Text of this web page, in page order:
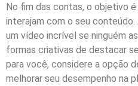
No fim das contas, o objetivo
interajam com o seu
um vídeo incrível se ninguém
formas criativas de destacar
para você, considere a opção
melhorar seu desempenho na